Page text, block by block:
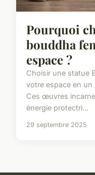
Pourquoi
bouddha
espace ?
Choisir une statue
votre espace en un
Ces œuvres
énergie protectri...
29 septembre 2025